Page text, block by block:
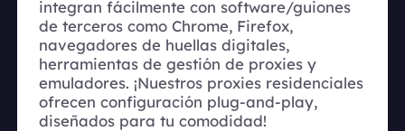
integran fácilmente con software/guiones
de terceros como Chrome, Firefox,
navegadores de huellas digitales,
herramientas de gestión de proxies y
emuladores. ¡Nuestros proxies residenciales
ofrecen configuración plug-and-play,
diseñados para tu comodidad!